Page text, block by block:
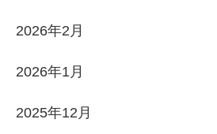
2026年2月
2026年1月
2025年12月